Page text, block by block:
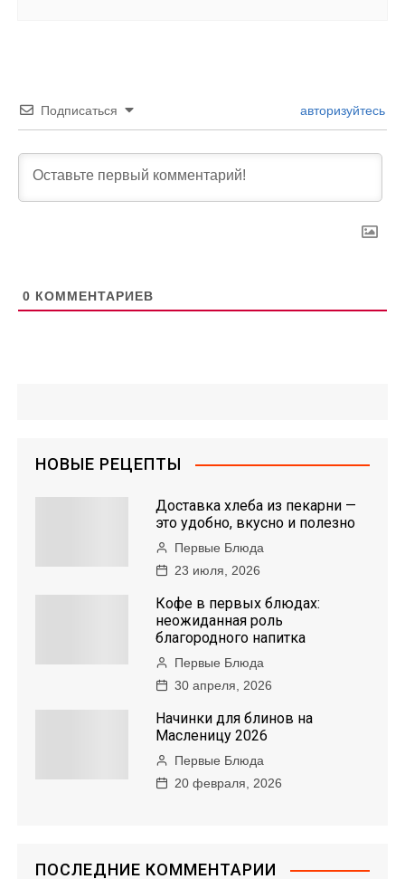
Подписаться авторизуйтесь
0 КОММЕНТАРИЕВ
НОВЫЕ РЕЦЕПТЫ
Доставка хлеба из пекарни —
это удобно, вкусно и полезно
Первые Блюда
23 июля, 2026
Кофе в первых блюдах:
неожиданная роль
благородного напитка
Первые Блюда
30 апреля, 2026
Начинки для блинов на
Масленицу 2026
Первые Блюда
20 февраля, 2026
ПОСЛЕДНИЕ КОММЕНТАРИИ